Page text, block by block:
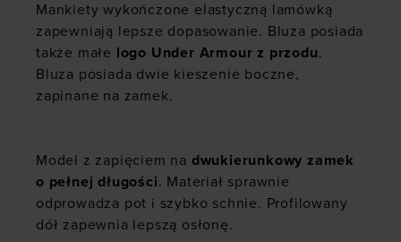
Mankiety wykończone elastyczną lamówką
zapewniają lepsze dopasowanie. Bluza posiada
także małe logo Under Armour z przodu.
Bluza posiada dwie kieszenie boczne,
zapinane na zamek.
Model z zapięciem na dwukierunkowy zamek
o pełnej długości. Materiał sprawnie
odprowadza pot i szybko schnie. Profilowany
dół zapewnia lepszą osłonę.